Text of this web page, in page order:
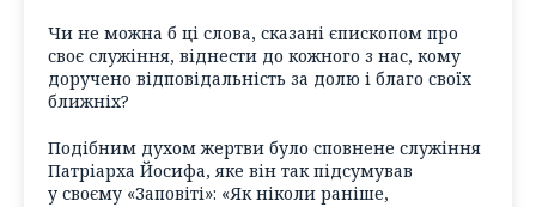
Чи не можна б ці слова, сказані єпископом про
своє служіння, віднести до кожного з нас, кому
доручено відповідальність за долю і благо своїх
ближніх?
Подібним духом жертви було сповнене служіння
Патріарха Йосифа, яке він так підсумував
у своєму «Заповіті»: «Як ніколи раніше,